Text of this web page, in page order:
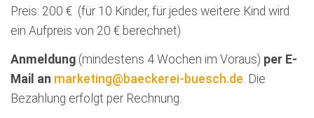
Preis: 200 € (für 10 Kinder, für jedes weitere Kind wird
ein Aufpreis von 20 € berechnet)
Anmeldung (mindestens 4 Wochen im Voraus) per E-
Mail an marketing@baeckerei-buesch.de . Die
Bezahlung erfolgt per Rechnung.